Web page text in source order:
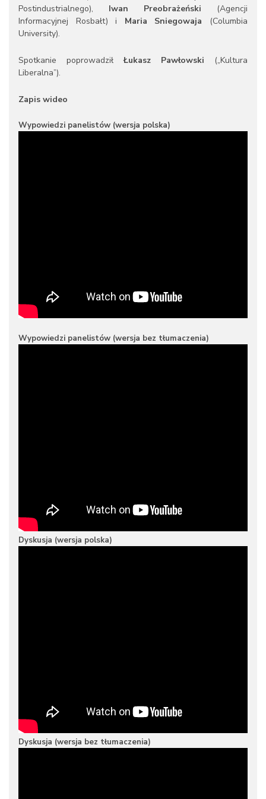
Postindustrialnego), Iwan Preobrażeński (Agencji
Informacyjnej Rosbałt) i Maria Sniegowaja (Columbia
University).
Spotkanie poprowadziłŁukasz Pawłowski („Kultura
Liberalna”).
Zapis wideo
Wypowiedzi panelistów (wersja polska)
Wypowiedzi panelistów (wersja bez tłumaczenia)
Dyskusja (wersja polska)
Dyskusja (wersja bez tłumaczenia)